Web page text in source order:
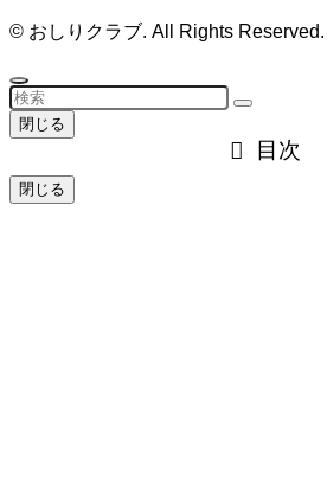
© おしりクラブ. All Rights Reserved.
閉じる
目次
閉じる